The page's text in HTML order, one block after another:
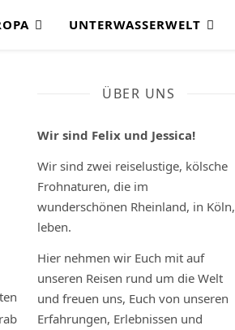
UNTERWASSERWELT
ÜBER UNS
Wir sind Felix und Jessica!
Wir sind zwei reiselustige, kölsche
Frohnaturen, die im
wunderschönen Rheinland, in Köln,
leben.
Hier nehmen wir Euch mit auf
unseren Reisen rund um die Welt
und freuen uns, Euch von unseren
Erfahrungen, Erlebnissen und